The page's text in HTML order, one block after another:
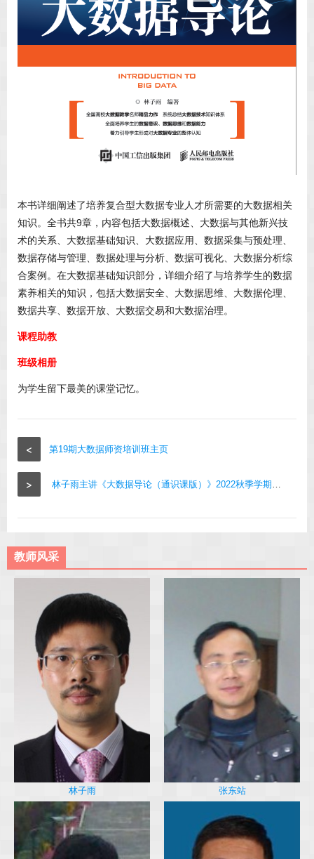
本书详细阐述了培养复合型大数据专业人才所需要的大数据相关
知识。全书共9章，内容包括大数据概述、大数据与其他新兴技
术的关系、大数据基础知识、大数据应用、数据采集与预处理、
数据存储与管理、数据处理与分析、数据可视化、大数据分析综
合案例。在大数据基础知识部分，详细介绍了与培养学生的数据
素养相关的知识，包括大数据安全、大数据思维、大数据伦理、
数据共享、数据开放、大数据交易和大数据治理。
课程助教
班级相册
为学生留下最美的课堂记忆。
< 第19期大数据师资培训班主页
> 林子雨主讲《大数据导论（通识课版）》2022秋季学期班级主页
教师风采
林子雨 张东站